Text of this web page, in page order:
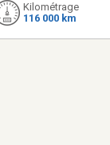
Kilométrage
116 000 km